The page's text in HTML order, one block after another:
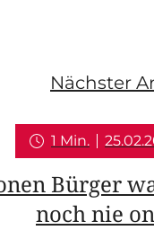
Nächster
1 Min.
Bürger
noch nie